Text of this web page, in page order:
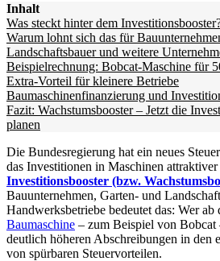
Inhalt
Was steckt hinter dem
Warum lohnt sich das für
Landschaftsbauer und weitere
Beispielrechnung: Bobcat-Maschine für
Extra-Vorteil für kleinere Betriebe
Baumaschinenfinanzierung und
Fazit: Wachstumsbooster – Jetzt die
planen
Die Bundesregierung hat ein neues
das Investitionen in Maschinen attraktiver
Investitionsbooster (bzw.
Bauunternehmen, Garten- und
Handwerksbetriebe bedeutet das: Wer
Baumaschine – zum Beispiel von
deutlich höheren Abschreibungen in den
von spürbaren Steuervorteilen.